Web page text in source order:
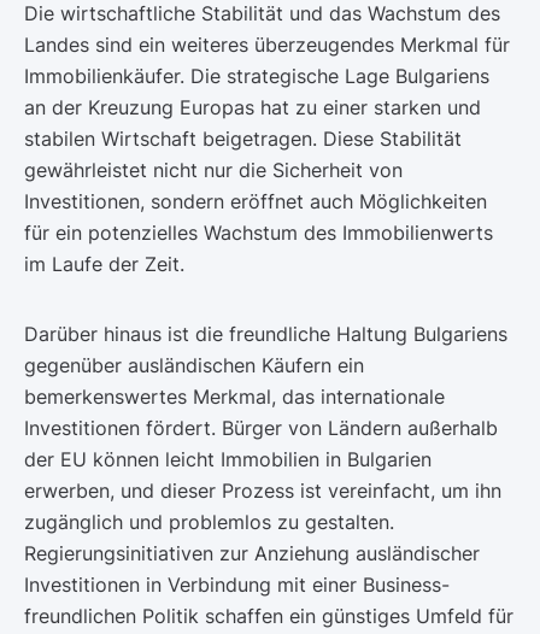
Die wirtschaftliche Stabilität und das Wachstum des
Landes sind ein weiteres überzeugendes Merkmal für
Immobilienkäufer. Die strategische Lage Bulgariens
an der Kreuzung Europas hat zu einer starken und
stabilen Wirtschaft beigetragen. Diese Stabilität
gewährleistet nicht nur die Sicherheit von
Investitionen, sondern eröffnet auch Möglichkeiten
für ein potenzielles Wachstum des Immobilienwerts
im Laufe der Zeit.
Darüber hinaus ist die freundliche Haltung Bulgariens
gegenüber ausländischen Käufern ein
bemerkenswertes Merkmal, das internationale
Investitionen fördert. Bürger von Ländern außerhalb
der EU können leicht Immobilien in Bulgarien
erwerben, und dieser Prozess ist vereinfacht, um ihn
zugänglich und problemlos zu gestalten.
Regierungsinitiativen zur Anziehung ausländischer
Investitionen in Verbindung mit einer Business-
freundlichen Politik schaffen ein günstiges Umfeld für